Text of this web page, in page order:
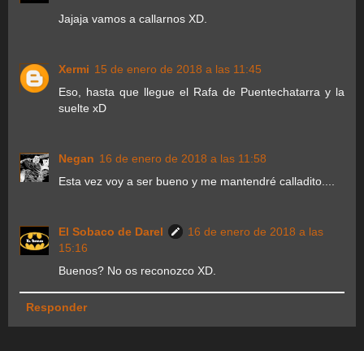
Jajaja vamos a callarnos XD.
Xermi 15 de enero de 2018 a las 11:45
Eso, hasta que llegue el Rafa de Puentechatarra y la
suelte xD
Negan 16 de enero de 2018 a las 11:58
Esta vez voy a ser bueno y me mantendré calladito....
El Sobaco de Darel
16 de enero de 2018 a las
15:16
Buenos? No os reconozco XD.
Responder